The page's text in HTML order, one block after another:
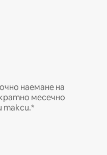
наемане на
месечно
такси.*